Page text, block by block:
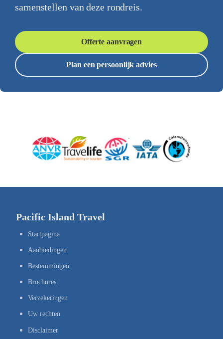
samenstellen van deze rondreis.
Offerte aanvragen
Plan een persoonlijk advies
Pacific Island Travel
Startpagina
Aanbiedingen
Bestemmingen
Brochures
Verzekeringen
Uw rechten
Disclaimer